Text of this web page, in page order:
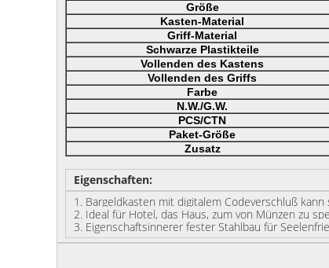
Größe
Kasten-Material
Griff-Material
Schwarze Plastikteile
Vollenden des Kastens
Vollenden des Griffs
Farbe
N.W./G.W.
PCS/CTN
Paket-Größe
Zusatz
Eigenschaften:
1. Bargeldkasten mit digitalem Codeverschluß
2. Ideal für Hotel, das Haus, zum von Münzen zu
3. Eigenschaftsinnerer fester Stahlbau für